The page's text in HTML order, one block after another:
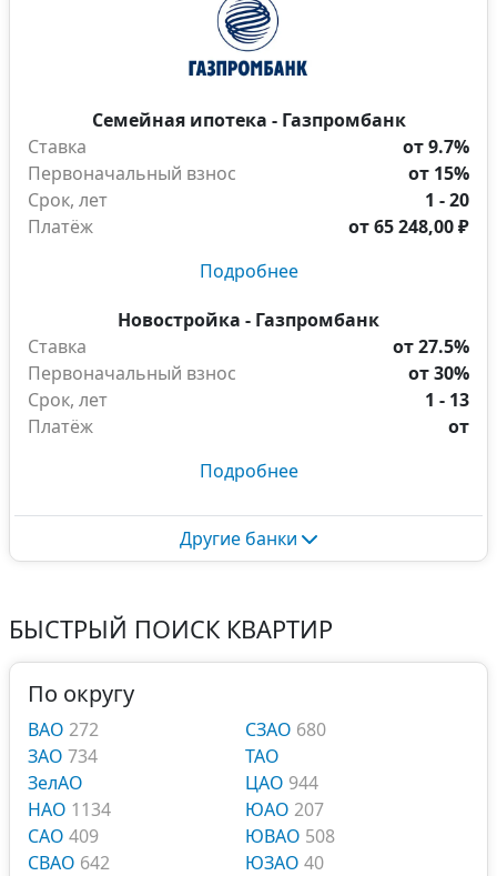
Семейная ипотека - Газпромбанк
Ставка
от 9.7%
Первоначальный взнос
от 15%
Срок, лет
1 - 20
Платёж
от65 248,00 ₽
Подробнее
Новостройка - Газпромбанк
Ставка
от 27.5%
Первоначальный взнос
от 30%
Срок, лет
1 - 13
Платёж
от
Подробнее
Другие банки
БЫСТРЫЙ ПОИСК КВАРТИР
По округу
ВАО 272
ЗАО 734
ЗелАО
НАО 1134
САО 409
СВАО 642
СЗАО 680
ТАО
ЦАО 944
ЮАО 207
ЮВАО 508
ЮЗАО 40